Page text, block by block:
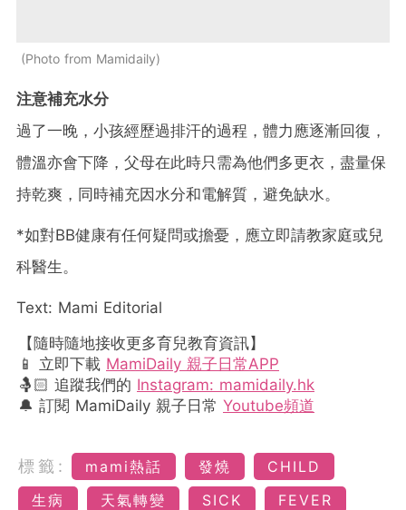
Photo from Mamidaily
注意補充水分
過了一晚，小孩經歷過排汗的過程，體力應逐漸回復，
體溫亦會下降，父母在此時只需為他們多更衣，盡量保
持乾爽，同時補充因水分和電解質，避免缺水。
*如對BB健康有任何疑問或擔憂，應立即請教家庭或兒
科醫生。
Text: Mami Editorial
【隨時隨地接收更多育兒教育資訊】
📱 立即下載 MamiDaily 親子日常APP
🤱🏻 追蹤我們的 Instagram: mamidaily.hk
🔔 訂閱 MamiDaily 親子日常 Youtube頻道
標籤: mami熱話 發燒
CHILD
生病
天氣轉變 SICK FEVER